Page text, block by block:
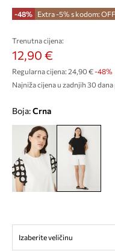
-48% Extra -5% s kodom:
Trenutna cijena:
12,90 €
Regularna cijena: 24,90 €-48%
Najniža cijena u zadnjih 30 dana
Boja: crna
Izaberite veličinu